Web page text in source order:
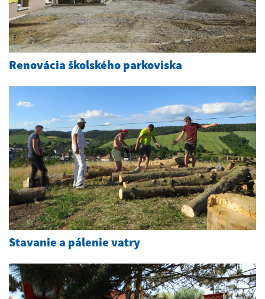
Renovácia školského parkoviska
Stavanie a pálenie vatry